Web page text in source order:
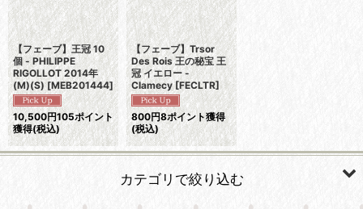
絞り込む
【フェーブ】王冠 10
個 - PHILIPPE
RIGOLLOT 2014年
(M)(S) [MEB201444]
10,500円105ポイント
獲得(税込)
【フェーブ】Trsor
Des Rois 王の秘宝 王
冠 イエロー -
Clamecy [FECLTR]
800円8ポイント獲得
(税込)
カテゴリで絞り込む